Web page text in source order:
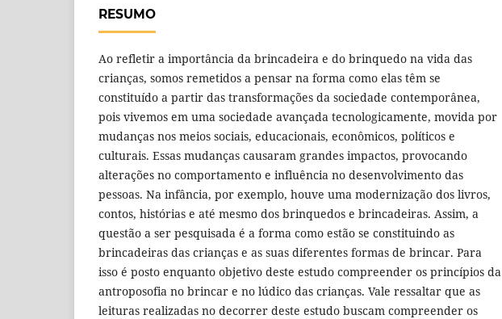
RESUMO
Ao refletir a importância da brincadeira e do brinquedo na vida das
crianças, somos remetidos a pensar na forma como elas têm se
constituído a partir das transformações da sociedade contemporânea,
pois vivemos em uma sociedade avançada tecnologicamente, movida por
mudanças nos meios sociais, educacionais, econômicos, políticos e
culturais. Essas mudanças causaram grandes impactos, provocando
alterações no comportamento e influência no desenvolvimento das
pessoas. Na infância, por exemplo, houve uma modernização dos livros,
contos, histórias e até mesmo dos brinquedos e brincadeiras. Assim, a
questão a ser pesquisada é a forma como estão se constituindo as
brincadeiras das crianças e as suas diferentes formas de brincar. Para
isso é posto enquanto objetivo deste estudo compreender os princípios da
antroposofia no brincar e no lúdico das crianças. Vale ressaltar que as
leituras realizadas no decorrer deste estudo buscam compreender os